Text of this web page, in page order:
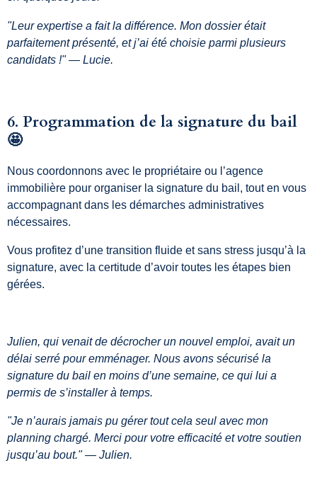
"Leur expertise a fait la différence. Mon dossier était
parfaitement présenté, et j’ai été choisie parmi plusieurs
candidats !" — Lucie.
6. Programmation de la signature du bail
🤩
Nous coordonnons avec le propriétaire ou l’agence
immobilière pour organiser la signature du bail, tout en vous
accompagnant dans les démarches administratives
nécessaires.
Vous profitez d’une transition fluide et sans stress jusqu’à la
signature, avec la certitude d’avoir toutes les étapes bien
gérées.
Julien, qui venait de décrocher un nouvel emploi, avait un
délai serré pour emménager. Nous avons sécurisé la
signature du bail en moins d’une semaine, ce qui lui a
permis de s’installer à temps.
"Je n’aurais jamais pu gérer tout cela seul avec mon
planning chargé. Merci pour votre efficacité et votre soutien
jusqu’au bout." — Julien.